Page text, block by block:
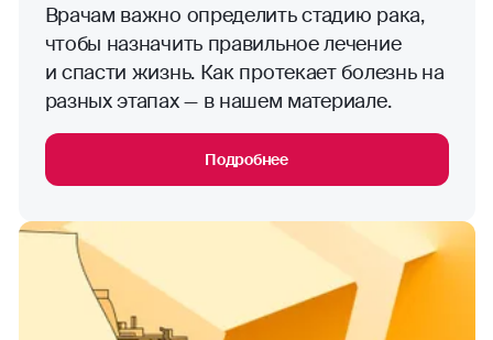
Врачам важно определить стадию рака,
чтобы назначить правильное лечение
и спасти жизнь. Как протекает болезнь на
разных этапах — в нашем материале.
Подробнее